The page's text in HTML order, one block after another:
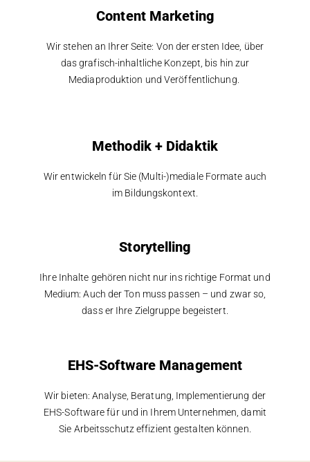
Content Marketing
Wir stehen an Ihrer Seite: Von der ersten Idee, über
das grafisch-inhaltliche Konzept, bis hin zur
Mediaproduktion und Veröffentlichung.
Methodik + Didaktik
Wir entwickeln für Sie (Multi-)mediale Formate auch
im Bildungskontext.
Storytelling
Ihre Inhalte gehören nicht nur ins richtige Format und
Medium: Auch der Ton muss passen – und zwar so,
dass er Ihre Zielgruppe begeistert.
EHS-Software Management
Wir bieten: Analyse, Beratung, Implementierung der
EHS-Software für und in Ihrem Unternehmen, damit
Sie Arbeitsschutz effizient gestalten können.